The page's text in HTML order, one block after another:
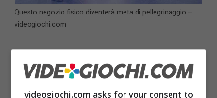
Questo negozio fisico diventerà meta di pellegrinaggio –
videogiochi.com
Il digital download occupa sempre di più le
classifiche di vendita.Costa meno e rende
videogiochi.com asks for your consent to